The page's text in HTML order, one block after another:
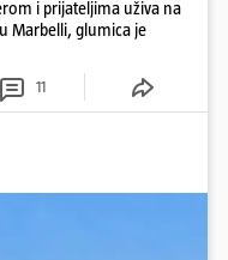
i prijateljima uživa na
Marbelli, glumica je
11